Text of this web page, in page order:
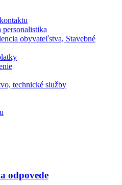
personalistika
obyvateľstva, Stavebné
technické služby
odpovede